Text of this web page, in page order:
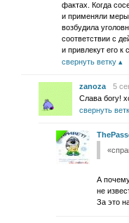
фактах. Когда
и применяли
возбудила
соответствии с
и привлекут его к
свернуть ветку
zanoza
5
Слава богу!
свернуть
А
не
За это